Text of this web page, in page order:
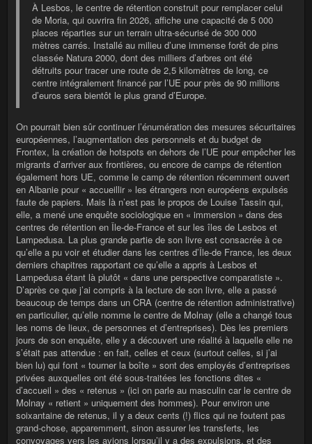
À Lesbos, le centre de rétention construit pour remplacer celui
de Moria, qui ouvrira fin 2026, affiche une capacité de 5 000
places réparties sur un terrain ultra-sécurisé de 300 000
mètres carrés. Installé au milieu d’une immense forêt de pins
classée Natura 2000, dont des milliers d’arbres ont été
détruits pour tracer une route de 2,5 kilomètres de long, ce
centre intégralement financé par l’UE pour près de 90 millions
d’euros sera bientôt le plus grand d’Europe.
On pourrait bien sûr continuer l’énumération des mesures sécuritaires
européennes, l’augmentation des personnels et du budget de
Frontex, la création de hotspots en dehors de l’UE pour empêcher les
migrants d’arriver aux frontières, ou encore de camps de rétention
également hors UE, comme le camp de rétention récemment ouvert
en Albanie pour « accueillir » les étrangers non européens expulsés
faute de papiers. Mais là n’est pas le propos de Louise Tassin qui,
elle, a mené une enquête sociologique en « immersion » dans des
centres de rétention en Île-de-France et sur les îles de Lesbos et
Lampedusa. La plus grande partie de son livre est consacrée à ce
qu’elle a pu voir et étudier dans les centres d’Île-de France, les deux
derniers chapitres rapportant ce qu’elle a appris à Lesbos et
Lampedusa étant là plutôt « dans une perspective comparatiste ».
D’après ce que j’ai compris à la lecture de son livre, elle a passé
beaucoup de temps dans un CRA (centre de rétention administrative)
en particulier, qu’elle nomme le centre de Molnay (elle a changé tous
les noms de lieux, de personnes et d’entreprises). Dès les premiers
jours de son enquête, elle y a découvert une réalité à laquelle elle ne
s’était pas attendue : en fait, celles et ceux (surtout celles, si j’ai
bien lu) qui font « tourner la boîte » sont des employés d’entreprises
privées auxquelles ont été sous-traitées les fonctions dites «
d’accueil » des « retenus » (ici on parle au masculin car le centre de
Molnay « retient » uniquement des hommes). Pour environ une
soixantaine de retenus, il y a deux cents (!) flics qui ne foutent pas
grand-chose, apparemment, sinon assurer les transferts, les
convoyages vers les avions lorsqu’il y a des expulsions, et des